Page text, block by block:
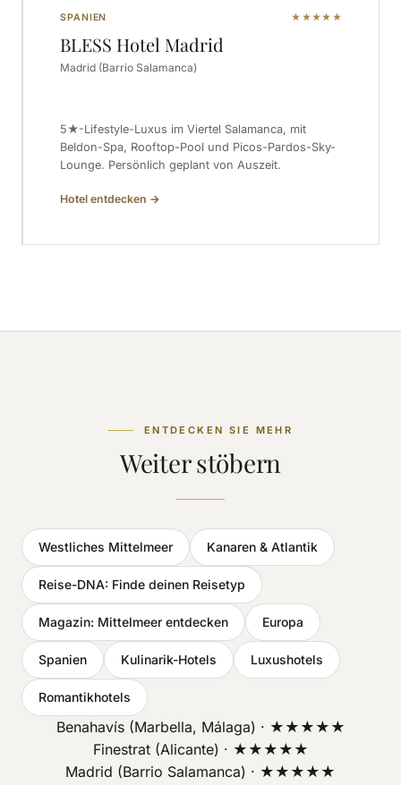
SPANIEN ★★★★★
BLESS Hotel Madrid
Madrid (Barrio Salamanca)
5★-Lifestyle-Luxus im Viertel Salamanca, mit
Beldon-Spa, Rooftop-Pool und Picos-Pardos-Sky-
Lounge. Persönlich geplant von Auszeit.
Hotel entdecken →
ENTDECKEN SIE MEHR
Weiter stöbern
Westliches Mittelmeer Kanaren & Atlantik
Reise-DNA: Finde deinen Reisetyp
Magazin: Mittelmeer entdecken Europa
Spanien Kulinarik-Hotels Luxushotels
Romantikhotels
Benahavís (Marbella, Málaga) · ★★★★★
Finestrat (Alicante) · ★★★★★
Madrid (Barrio Salamanca) · ★★★★★